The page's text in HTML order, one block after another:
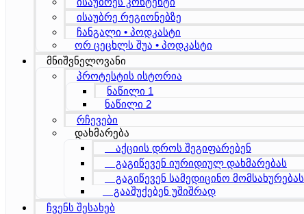
ისაუბრე რეგიონებზე
ჩანგალი • პოდკასტი
ორ ცეცხლს შუა • პოდკასტი
მნიშვნელოვანი
პროტესტის ისტორია
ნაწილი 1
ნაწილი 2
რჩევები
დახმარება
აქციის დროს შეგიფარებენ
გაგიწევენ იურიდიულ დახმარებას
გაგიწევენ სამედიცინო მომსახურებას
გააშუქებენ უშიშრად
ჩვენს შესახებ